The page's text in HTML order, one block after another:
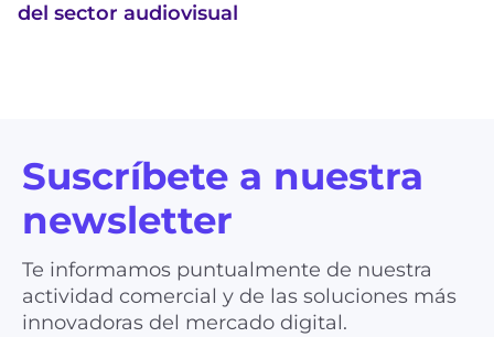
del sector audiovisual
Suscríbete a nuestra
newsletter
Te informamos puntualmente de nuestra
actividad comercial y de las soluciones más
innovadoras del mercado digital.